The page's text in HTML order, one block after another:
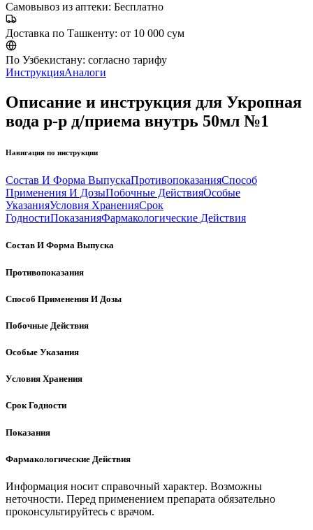
Самовывоз из аптеки: Бесплатно
Доставка по Ташкенту: от 10 000 сум
По Узбекистану: согласно тарифу
ИнструкцияАналоги
Описание и инструкция для Укропная
вода р-р д/приема внутрь 50мл №1
Навигация по инструкции
Состав И Форма ВыпускаПротивопоказанияСпособ
Применения И ДозыПобочные ДействияОсобые
УказанияУсловия ХраненияСрок
ГодностиПоказанияФармакологические Действия
Состав И Форма Выпуска
Противопоказания
Способ Применения И Дозы
Побочные Действия
Особые Указания
Условия Хранения
Срок Годности
Показания
Фармакологические Действия
Информация носит справочный характер. Возможны
неточности. Перед применением препарата обязательно
проконсультируйтесь с врачом.